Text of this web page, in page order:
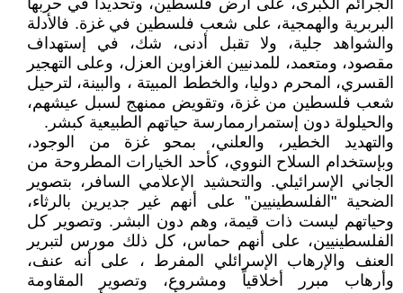
الجرائم الكبرى، على أرض فلسطين، وتحديداً في حربها
البربرية والهمجية، على شعب فلسطين في غزة. فالأدلة
والشواهد جلية، ولا تقبل أدنى، شك، في إستهداف
مقصود، ومتعمد، للمدنيين الغزاوين العزل، وعلى التهجير
القسري، المحرم دوليا، والخطط المبيتة ، والبينة، لترحيل
شعب فلسطين من غزة، وتقويض ممنهج لسبل عيشهم،
والحيلولة دون إستمرارممارسة حياتهم الطبيعية كبشر.
والتهديد الخطير، والعلني، بمحو غزة من الوجود،
وبإستخدام السلاح النووي، كأحد الخيارات المطروحة من
الجاني الإسرائيلي. والتحشيد الإعلامي السافر، بتصوير
الضحية "الفلسطينيين" على أنهم غير جديرين بالرثاء،
وحياتهم ليست ذات قيمة، وهم دون البشر. وتصوير كل
الفلسطينيين، على أنهم حماس، كل ذلك مورس لتبرير
العنف والإرهاب الإسرائلي المفرط ، على أنه عنف،
وأرهاب مبرر أخلاقياً ومشروع، وتصوير المقاومة